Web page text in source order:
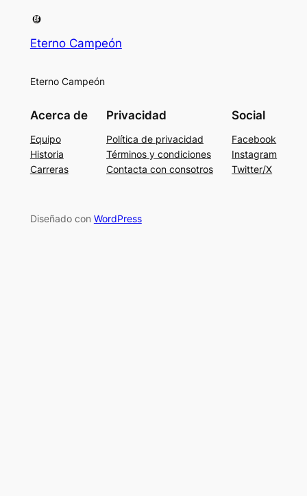
Eterno Campeón
Eterno Campeón
Acerca de
Equipo
Historia
Carreras
Privacidad
Política de privacidad
Términos y condiciones
Contacta con consotros
Social
Facebook
Instagram
Twitter/X
Diseñado con WordPress